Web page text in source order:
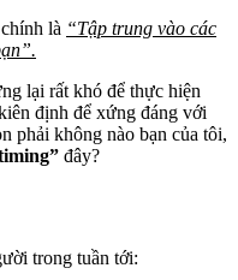
là “Tập trung vào các
lại rất khó để thực hiện
định để xứng đáng với
phải không nào bạn của tôi,
đây?
trong tuần tới: